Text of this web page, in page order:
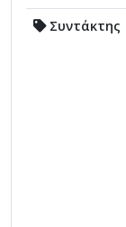
Συντάκτης